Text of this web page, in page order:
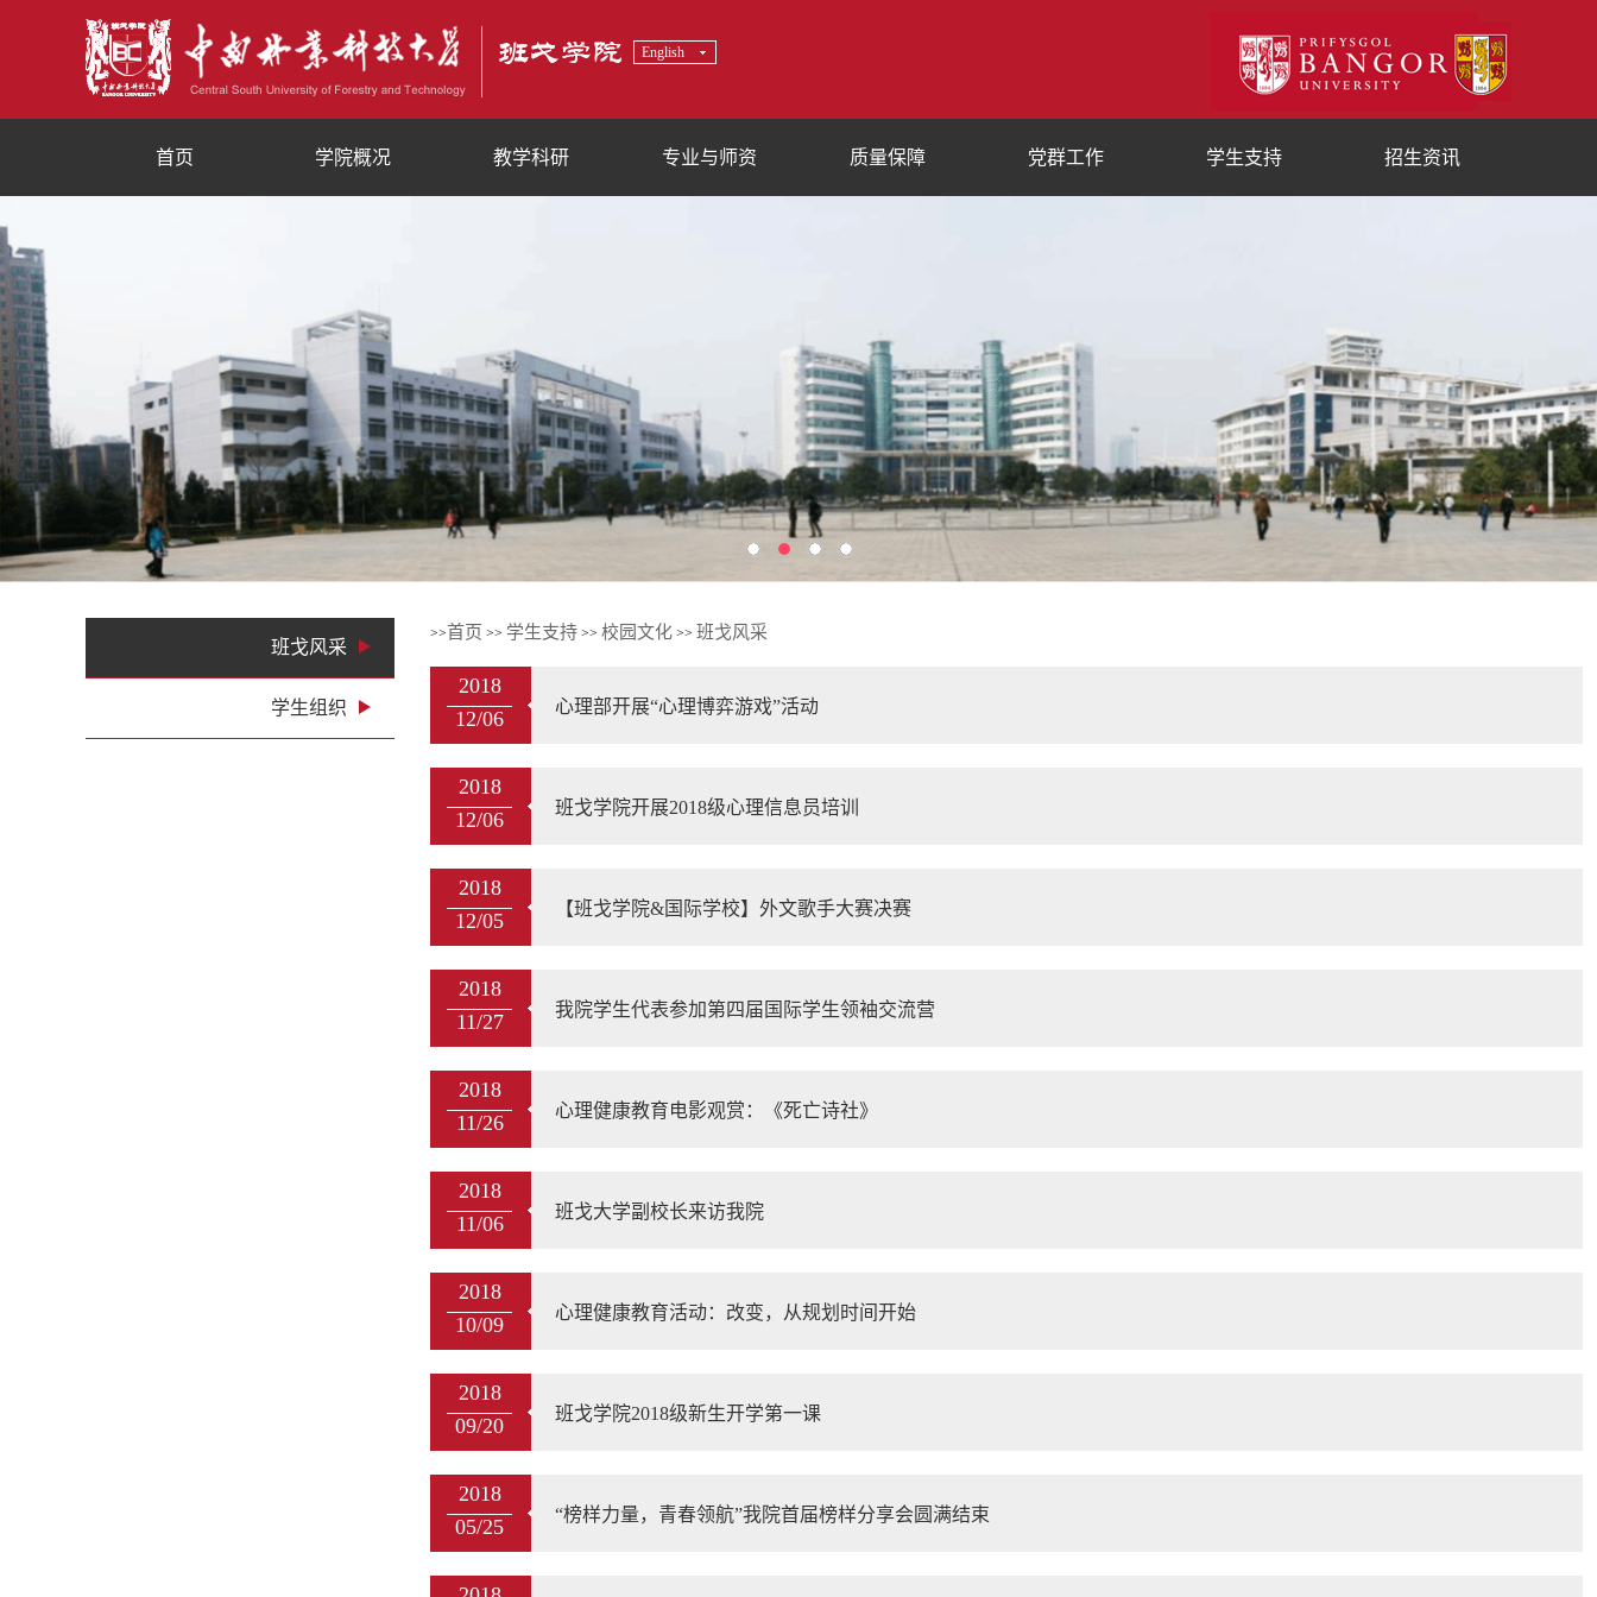
English
首页 学院概况 教学科研 专业与师资 质量保障 党群工作 学生支持 招生资讯
1 2 3 4
班戈风采
学生组织
>>首页 >> 学生支持 >> 校园文化 >> 班戈风采
2018
12/06
心理部开展“心理博弈游戏”活动
2018
12/06
班戈学院开展2018级心理信息员培训
2018
12/05
【班戈学院&国际学校】外文歌手大赛决赛
2018
11/27
我院学生代表参加第四届国际学生领袖交流营
2018
11/26
心理健康教育电影观赏：《死亡诗社》
2018
11/06
班戈大学副校长来访我院
2018
10/09
心理健康教育活动：改变，从规划时间开始
2018
09/20
班戈学院2018级新生开学第一课
2018
05/25
“榜样力量，青春领航”我院首届榜样分享会圆满结束